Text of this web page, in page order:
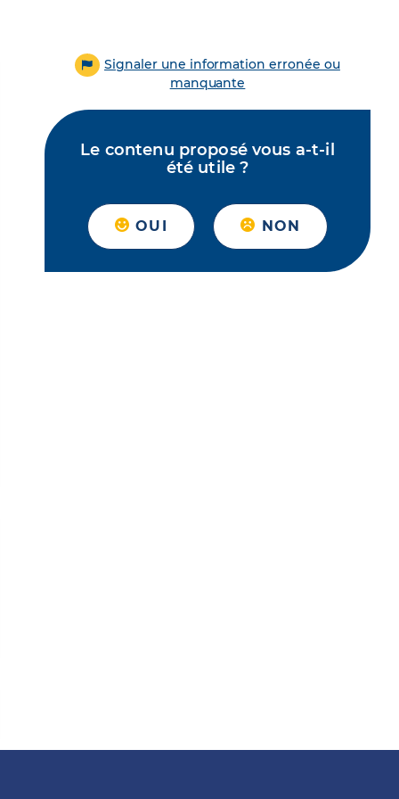
Signaler une information erronée ou
manquante
Le contenu proposé vous a-t-il
été utile ?
OUI NON